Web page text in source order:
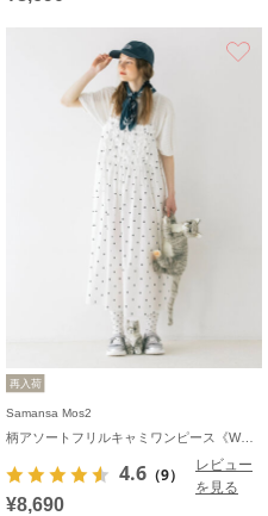
再入荷
Samansa Mos2
柄アソートフリルキャミワンピース《WEB限定カラーあり》
4.6 （9）
レビュー
を見る
¥8,690